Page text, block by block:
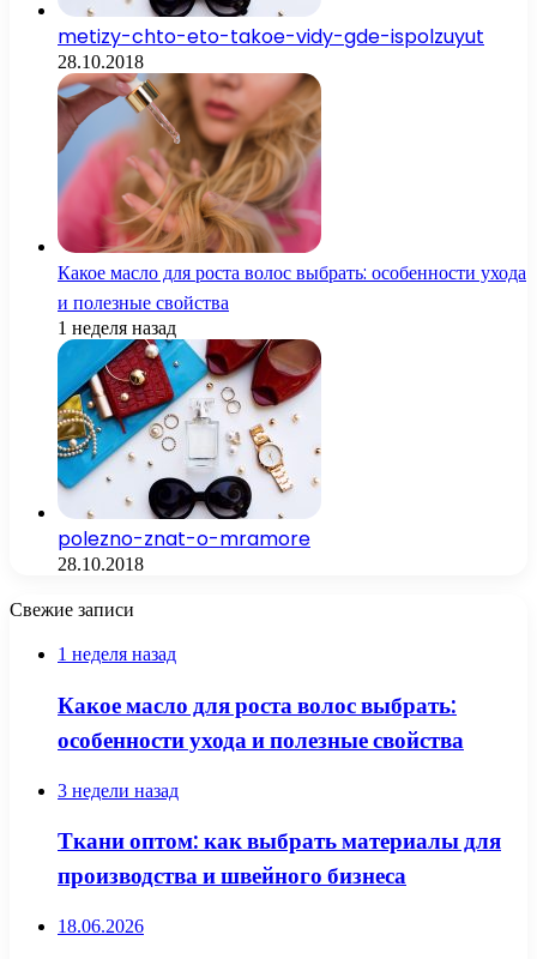
metizy-chto-eto-takoe-vidy-gde-ispolzuyut
28.10.2018
Какое масло для роста волос выбрать: особенности ухода
и полезные свойства
1 неделя назад
polezno-znat-o-mramore
28.10.2018
Свежие записи
1 неделя назад
Какое масло для роста волос выбрать:
особенности ухода и полезные свойства
3 недели назад
Ткани оптом: как выбрать материалы для
производства и швейного бизнеса
18.06.2026